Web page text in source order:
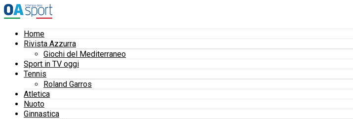
Home
Rivista Azzurra
Giochi del Mediterraneo
Sport in TV oggi
Tennis
Roland Garros
Atletica
Nuoto
Ginnastica